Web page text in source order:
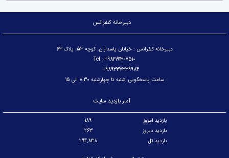
دبیرخانه کنفرانس
دبیرخانه کنفرانس : خیابان پاسداران، کوچه 53، پلاک 63
Tel : +982191307510
989337339984+
ساعت پاسخگویی :شنبه تا چهارشنبه 8:30 الی 15
آمار بازدید سایت
بازدید امروز
189
بازدید دیروز
263
بازدید کل
294,838